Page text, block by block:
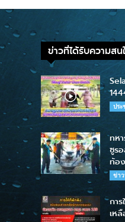
ข่าวที่ได้รับความสน
ปร
ทห
ซูร
ท้อ
ข่า
กา
เห